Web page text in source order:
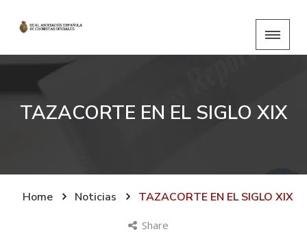
TAZACORTE EN EL SIGLO XIX
Home Noticias TAZACORTE EN EL SIGLO XIX
Share